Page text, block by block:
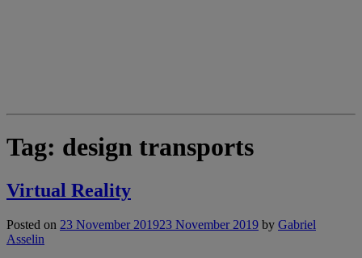
Tag: design transports
Virtual Reality
Posted on 23 November 201923 November 2019 by Gabriel
Asselin